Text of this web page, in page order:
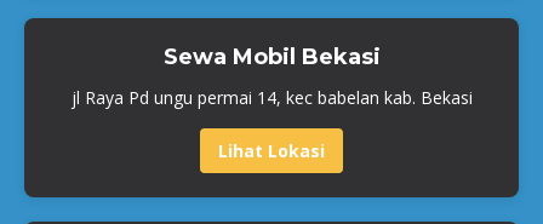
Sewa Mobil Bekasi
jl Raya Pd ungu permai 14, kec babelan kab. Bekasi
Lihat Lokasi